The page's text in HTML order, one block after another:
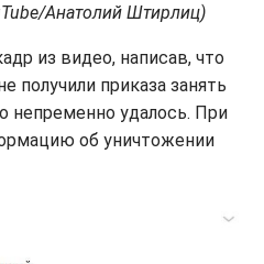
Анатолий Штирлиц)
из видео, написав, что
получили приказа занять
непременно удалось. При
об уничтожении